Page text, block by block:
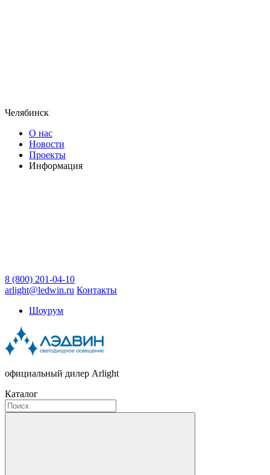
Челябинск
О нас
Новости
Проекты
Информация
8 (800) 201-04-10
arlight@ledwin.ru Контакты
Шоурум
официальный дилер Arlight
Каталог